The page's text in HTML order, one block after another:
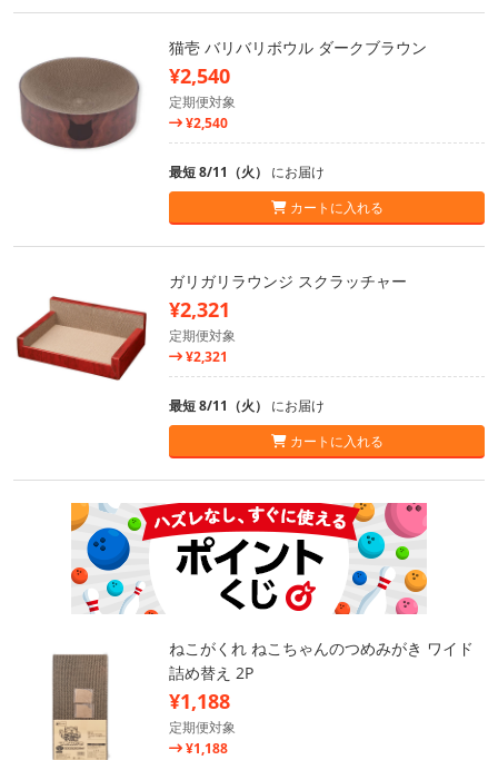
猫壱 バリバリボウル ダークブラウン
¥2,540
定期便対象
¥2,540
最短 8/11（火） にお届け
カートに入れる
ガリガリラウンジ スクラッチャー
¥2,321
定期便対象
¥2,321
最短 8/11（火） にお届け
カートに入れる
ねこがくれ ねこちゃんのつめみがき ワイド
詰め替え 2P
¥1,188
定期便対象
¥1,188